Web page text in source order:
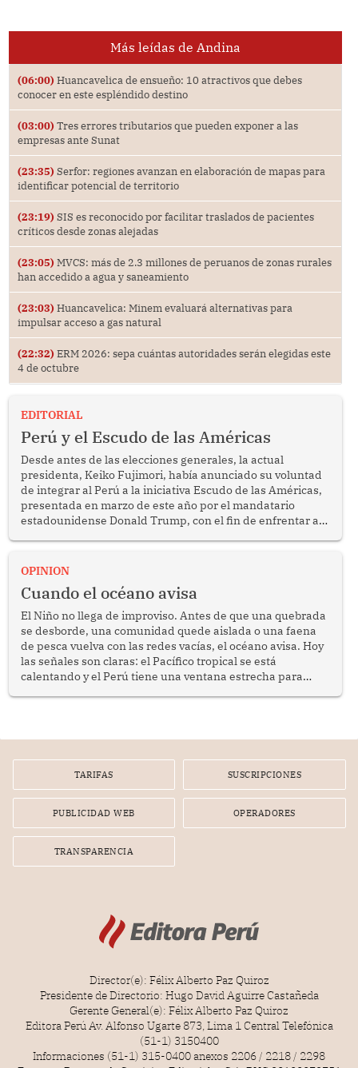
Más leídas de Andina
(06:00) Huancavelica de ensueño: 10 atractivos que debes
conocer en este espléndido destino
(03:00) Tres errores tributarios que pueden exponer a las
empresas ante Sunat
(23:35) Serfor: regiones avanzan en elaboración de mapas para
identificar potencial de territorio
(23:19) SIS es reconocido por facilitar traslados de pacientes
críticos desde zonas alejadas
(23:05) MVCS: más de 2.3 millones de peruanos de zonas rurales
han accedido a agua y saneamiento
(23:03) Huancavelica: Minem evaluará alternativas para
impulsar acceso a gas natural
(22:32) ERM 2026: sepa cuántas autoridades serán elegidas este
4 de octubre
EDITORIAL
Perú y el Escudo de las Américas
Desde antes de las elecciones generales, la actual
presidenta, Keiko Fujimori, había anunciado su voluntad
de integrar al Perú a la iniciativa Escudo de las Américas,
presentada en marzo de este año por el mandatario
estadounidense Donald Trump, con el fin de enfrentar al
OPINION
Cuando el océano avisa
El Niño no llega de improviso. Antes de que una quebrada
se desborde, una comunidad quede aislada o una faena
de pesca vuelva con las redes vacías, el océano avisa. Hoy
las señales son claras: el Pacífico tropical se está
calentando y el Perú tiene una ventana estrecha para
TARIFAS SUSCRIPCIONES
PUBLICIDAD WEB OPERADORES
TRANSPARENCIA
Director(e): Félix Alberto Paz Quiroz
Presidente de Directorio: Hugo David Aguirre Castañeda
Gerente General(e): Félix Alberto Paz Quiroz
Editora Perú Av. Alfonso Ugarte 873, Lima 1 Central Telefónica
(51-1) 3150400
Informaciones (51-1) 315-0400 anexos 2206 / 2218 / 2298